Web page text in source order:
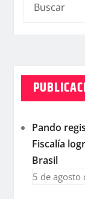
Pando
Fiscalía
Brasil
5 de agosto